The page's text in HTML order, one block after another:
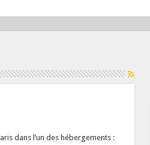
dans l’un des hébergements :